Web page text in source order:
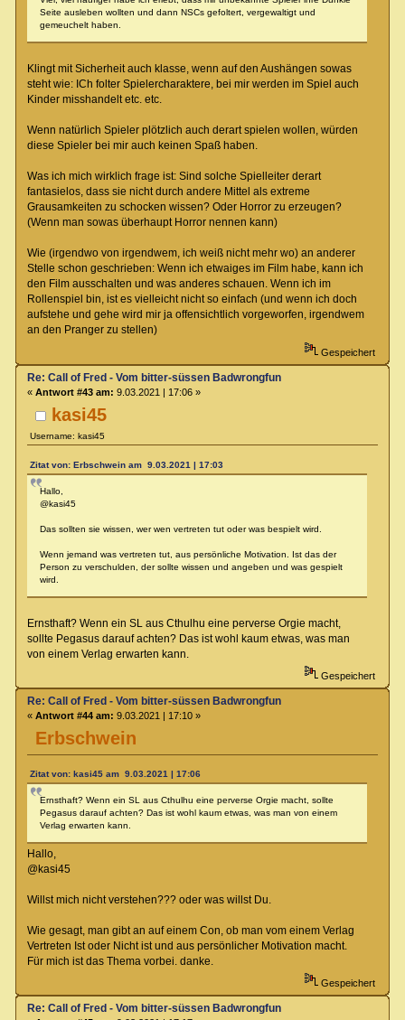
Seite ausleben wollten und dann NSCs gefoltert, vergewaltigt und
gemeuchelt haben.
Klingt mit Sicherheit auch klasse, wenn auf den Aushängen sowas
steht wie: ICh folter Spielercharaktere, bei mir werden im Spiel auch
Kinder misshandelt etc. etc.
Wenn natürlich Spieler plötzlich auch derart spielen wollen, würden
diese Spieler bei mir auch keinen Spaß haben.
Was ich mich wirklich frage ist: Sind solche Spielleiter derart
fantasielos, dass sie nicht durch andere Mittel als extreme
Grausamkeiten zu schocken wissen? Oder Horror zu erzeugen?
(Wenn man sowas überhaupt Horror nennen kann)
Wie (irgendwo von irgendwem, ich weiß nicht mehr wo) an anderer
Stelle schon geschrieben: Wenn ich etwaiges im Film habe, kann ich
den Film ausschalten und was anderes schauen. Wenn ich im
Rollenspiel bin, ist es vielleicht nicht so einfach (und wenn ich doch
aufstehe und gehe wird mir ja offensichtlich vorgeworfen, irgendwem
an den Pranger zu stellen)
Gespeichert
kasi45
Username: kasi45
Re: Call of Fred - Vom bitter-süssen Badwrongfun
« Antwort #43 am: 9.03.2021 | 17:06 »
Zitat von: Erbschwein am 9.03.2021 | 17:03
Hallo,
@kasi45
Das sollten sie wissen, wer wen vertreten tut oder was bespielt wird.
Wenn jemand was vertreten tut, aus persönliche Motivation. Ist das der
Person zu verschulden, der sollte wissen und angeben und was gespielt
wird.
Ernsthaft? Wenn ein SL aus Cthulhu eine perverse Orgie macht,
sollte Pegasus darauf achten? Das ist wohl kaum etwas, was man
von einem Verlag erwarten kann.
Gespeichert
Erbschwein
Re: Call of Fred - Vom bitter-süssen Badwrongfun
« Antwort #44 am: 9.03.2021 | 17:10 »
Zitat von: kasi45 am 9.03.2021 | 17:06
Ernsthaft? Wenn ein SL aus Cthulhu eine perverse Orgie macht, sollte
Pegasus darauf achten? Das ist wohl kaum etwas, was man von einem
Verlag erwarten kann.
Hallo,
@kasi45
Willst mich nicht verstehen??? oder was willst Du.
Wie gesagt, man gibt an auf einem Con, ob man vom einem Verlag
Vertreten Ist oder Nicht ist und aus persönlicher Motivation macht.
Für mich ist das Thema vorbei. danke.
Gespeichert
Re: Call of Fred - Vom bitter-süssen Badwrongfun